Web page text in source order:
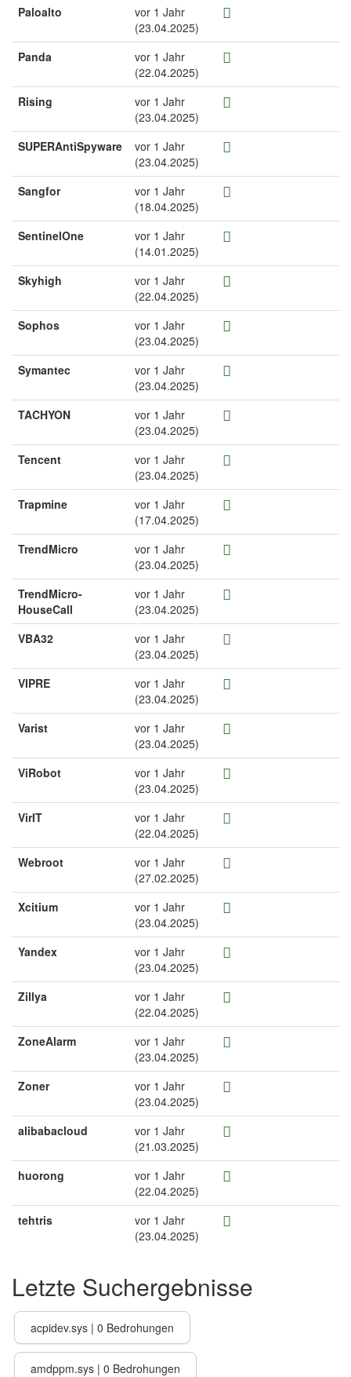
Paloalto
vor 1 Jahr
(23.04.2025)
Panda
vor 1 Jahr
(22.04.2025)
Rising
vor 1 Jahr
(23.04.2025)
SUPERAntiSpyware
vor 1 Jahr
(23.04.2025)
Sangfor
vor 1 Jahr
(18.04.2025)
SentinelOne
vor 1 Jahr
(14.01.2025)
Skyhigh
vor 1 Jahr
(22.04.2025)
Sophos
vor 1 Jahr
(23.04.2025)
Symantec
vor 1 Jahr
(23.04.2025)
TACHYON
vor 1 Jahr
(23.04.2025)
Tencent
vor 1 Jahr
(23.04.2025)
Trapmine
vor 1 Jahr
(17.04.2025)
TrendMicro
vor 1 Jahr
(23.04.2025)
TrendMicro-
HouseCall
vor 1 Jahr
(23.04.2025)
VBA32
vor 1 Jahr
(23.04.2025)
VIPRE
vor 1 Jahr
(23.04.2025)
Varist
vor 1 Jahr
(23.04.2025)
ViRobot
vor 1 Jahr
(23.04.2025)
VirIT
vor 1 Jahr
(22.04.2025)
Webroot
vor 1 Jahr
(27.02.2025)
Xcitium
vor 1 Jahr
(23.04.2025)
Yandex
vor 1 Jahr
(23.04.2025)
Zillya
vor 1 Jahr
(22.04.2025)
ZoneAlarm
vor 1 Jahr
(23.04.2025)
Zoner
vor 1 Jahr
(23.04.2025)
alibabacloud
vor 1 Jahr
(21.03.2025)
huorong
vor 1 Jahr
(22.04.2025)
tehtris
vor 1 Jahr
(23.04.2025)
Letzte Suchergebnisse
acpidev.sys | 0 Bedrohungen
amdppm.sys | 0 Bedrohungen